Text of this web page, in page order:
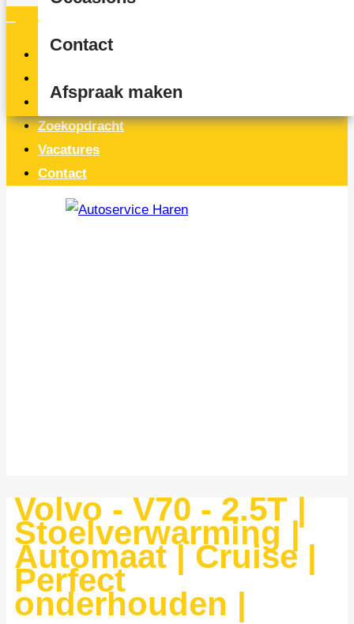
Home
Service & onderhoud
Zoekopdracht
Vacatures
Contact
Contact
Afspraak maken
Volvo - V70 - 2.5T |
Stoelverwarming |
Automaat | Cruise |
Perfect
onderhouden |